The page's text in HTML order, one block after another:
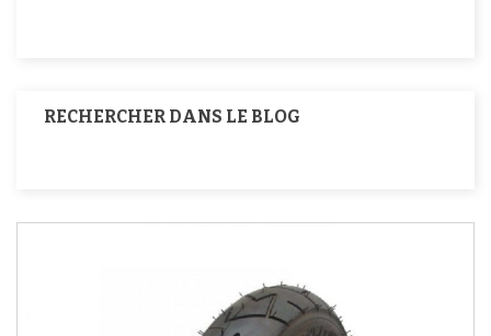
RECHERCHER DANS LE BLOG